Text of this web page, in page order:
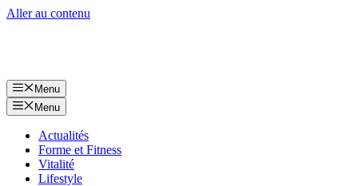
Aller au contenu
Menu
Menu
Actualités
Forme et Fitness
Vitalité
Lifestyle